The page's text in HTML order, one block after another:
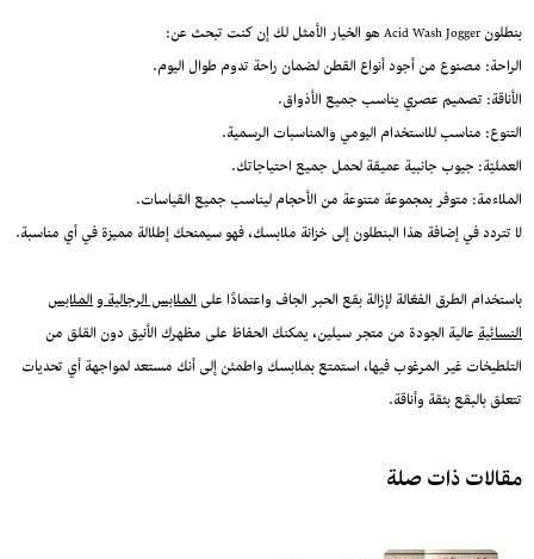
بنطلون Acid Wash Jogger هو الخيار الأمثل لك إن كنت تبحث عن:
الراحة: مصنوع من أجود أنواع القطن لضمان راحة تدوم طوال اليوم.
الأناقة: تصميم عصري يناسب جميع الأذواق.
التنوع: مناسب للاستخدام اليومي والمناسبات الرسمية.
العمليّة: جيوب جانبية عميقة لحمل جميع احتياجاتك.
الملاءمة: متوفر بمجموعة متنوعة من الأحجام ليناسب جميع القياسات.
لا تتردد في إضافة هذا البنطلون إلى خزانة ملابسك، فهو سيمنحك إطلالة مميزة في أي مناسبة.
باستخدام الطرق الفعّالة لإزالة بقع الحبر الجاف واعتمادًا علىالملابس الرجاليةوالملابس
النسائيةعالية الجودة من متجر سيلين، يمكنك الحفاظ على مظهرك الأنيق دون القلق من
التلطيخات غير المرغوب فيها، استمتع بملابسك واطمئن إلى أنك مستعد لمواجهة أي تحديات
تتعلق بالبقع بثقة وأناقة.
مقالات ذات صلة